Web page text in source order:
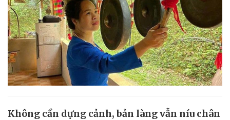
Không cần dựng cảnh, bản làng vẫn níu chân